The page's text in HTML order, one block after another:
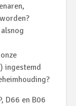
ingestemd
D66 en B06